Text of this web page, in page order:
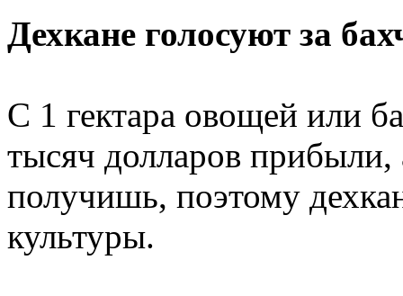
Дехкане голосуют за
С 1 гектара овощей или
тысяч долларов прибыли,
получишь, поэтому
культуры.